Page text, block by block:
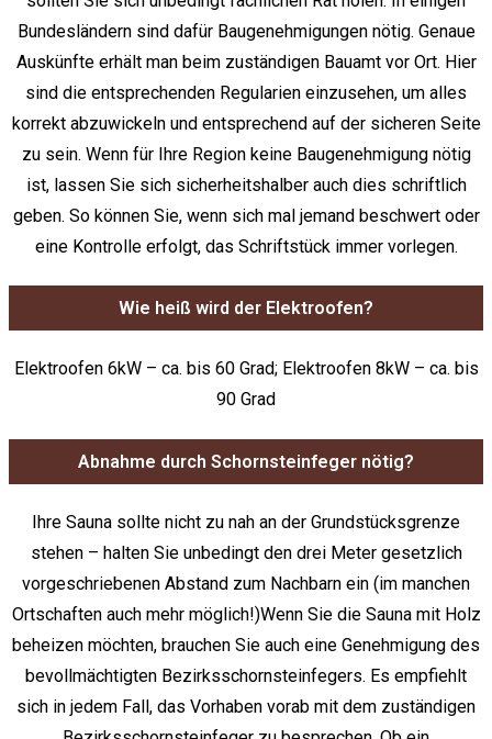
Bundesländern sind dafür Baugenehmigungen nötig. Genaue
Auskünfte erhält man beim zuständigen Bauamt vor Ort. Hier
sind die entsprechenden Regularien einzusehen, um alles
korrekt abzuwickeln und entsprechend auf der sicheren Seite
zu sein. Wenn für Ihre Region keine Baugenehmigung nötig
ist, lassen Sie sich sicherheitshalber auch dies schriftlich
geben. So können Sie, wenn sich mal jemand beschwert oder
eine Kontrolle erfolgt, das Schriftstück immer vorlegen.
Wie heiß wird der Elektroofen?
Elektroofen 6kW – ca. bis 60 Grad; Elektroofen 8kW – ca. bis
90 Grad
Abnahme durch Schornsteinfeger nötig?
Ihre Sauna sollte nicht zu nah an der Grundstücksgrenze
stehen – halten Sie unbedingt den drei Meter gesetzlich
vorgeschriebenen Abstand zum Nachbarn ein (im manchen
Ortschaften auch mehr möglich!)Wenn Sie die Sauna mit Holz
beheizen möchten, brauchen Sie auch eine Genehmigung des
bevollmächtigten Bezirksschornsteinfegers. Es empfiehlt
sich in jedem Fall, das Vorhaben vorab mit dem zuständigen